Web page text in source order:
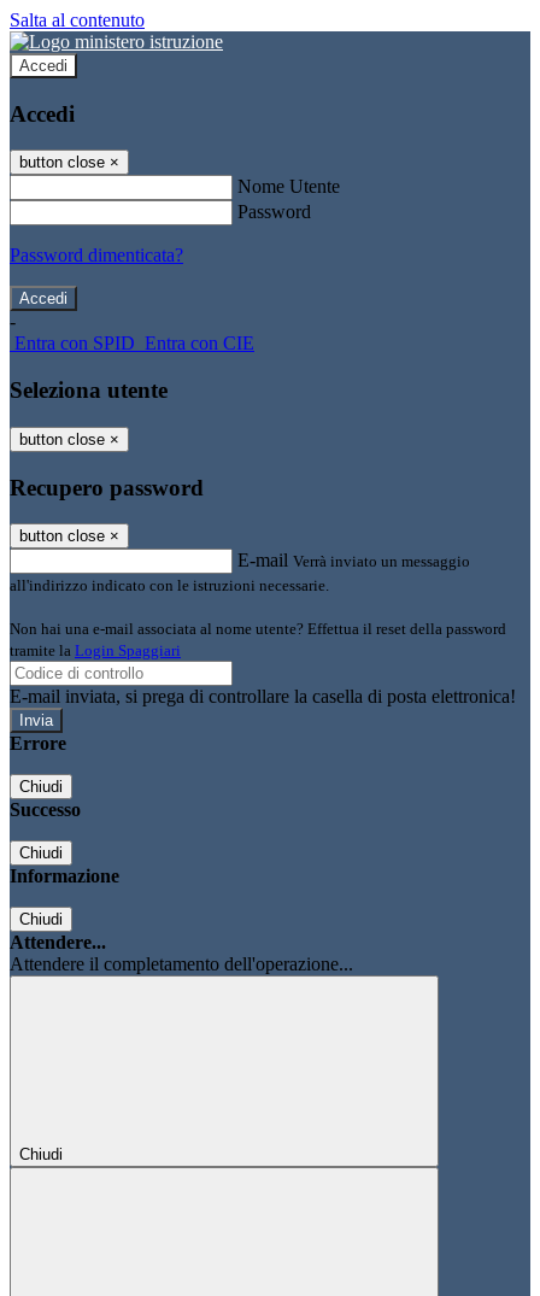
Salta al contenuto
Accedi
Accedi
button close ×
Nome Utente
Password
Password dimenticata?
-
Entra con SPID Entra con CIE
Seleziona utente
button close ×
Recupero password
button close ×
E-mail Verrà inviato un messaggio
all'indirizzo indicato con le istruzioni necessarie.
Non hai una e-mail associata al nome utente? Effettua il reset della password
tramite la Login Spaggiari
E-mail inviata, si prega di controllare la casella di posta elettronica!
Errore
Chiudi
Successo
Chiudi
Informazione
Chiudi
Attendere...
Attendere il completamento dell'operazione...
Chiudi